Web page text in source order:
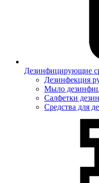
Дезинфицирующие
Дезинфекция
Мыло
Салфетки
Средства для